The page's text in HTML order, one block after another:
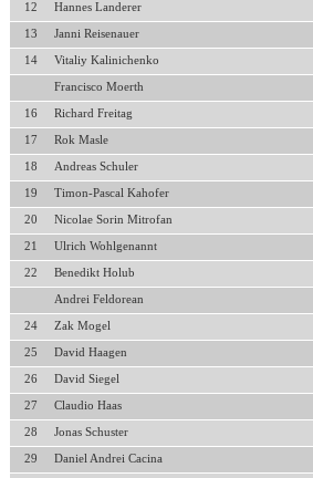
12 Hannes Landerer
13 Janni Reisenauer
14 Vitaliy Kalinichenko
Francisco Moerth
16 Richard Freitag
17 Rok Masle
18 Andreas Schuler
19 Timon-Pascal Kahofer
20 Nicolae Sorin Mitrofan
21 Ulrich Wohlgenannt
22 Benedikt Holub
Andrei Feldorean
24 Zak Mogel
25 David Haagen
26 David Siegel
27 Claudio Haas
28 Jonas Schuster
29 Daniel Andrei Cacina